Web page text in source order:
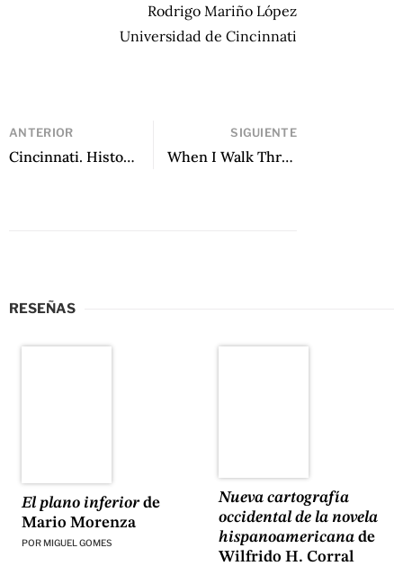
Rodrigo Mariño López
Universidad de Cincinnati
ANTERIOR
Cincinnati. Historia personal de Manuel Iris
SIGUIENTE
When I Walk Through That Door, I Am: An Immigrant Mother’s Quest de Jimmy Santiago Baca
RESEÑAS
El plano inferiorde
Mario Morenza
POR MIGUEL GOMES
Nueva cartografía
occidental de la novela
hispanoamericanade
Wilfrido H. Corral